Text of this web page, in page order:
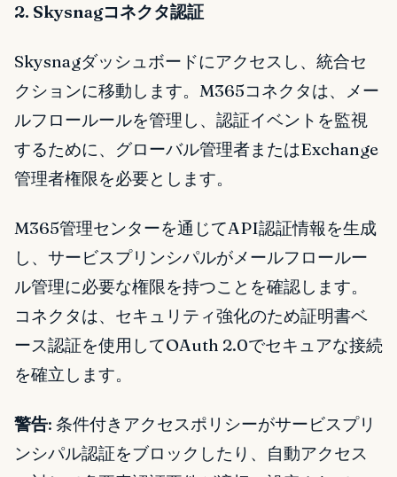
2. Skysnagコネクタ認証
Skysnagダッシュボードにアクセスし、統合セ
クションに移動します。M365コネクタは、メー
ルフロールールを管理し、認証イベントを監視
するために、グローバル管理者またはExchange
管理者権限を必要とします。
M365管理センターを通じてAPI認証情報を生成
し、サービスプリンシパルがメールフロールー
ル管理に必要な権限を持つことを確認します。
コネクタは、セキュリティ強化のため証明書ベ
ース認証を使用してOAuth 2.0でセキュアな接続
を確立します。
警告: 条件付きアクセスポリシーがサービスプリ
ンシパル認証をブロックしたり、自動アクセス